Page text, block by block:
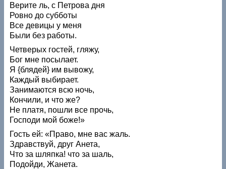
Верите ль, с Петрова дня
Ровно до субботы
Все девицы у меня
Были без работы.
Четверых гостей, гляжу,
Бог мне посылает.
Я {блядей} им вывожу,
Каждый выбирает.
Занимаются всю ночь,
Кончили, и что же?
Не платя, пошли все прочь,
Господи мой боже!»
Гость ей: «Право, мне вас жаль.
Здравствуй, друг Анета,
Что за шляпка! что за шаль,
Подойди, Жанета.